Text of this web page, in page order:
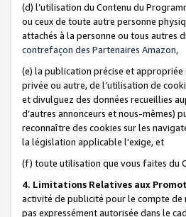
(d) l’utilisation du Contenu du
ou ceux de toute autre personne
attachés à la personne ou tous
contrefaçon des Partenaires Amazon,
(e) la publication précise et
privée ou autre, de l’utilisation de
et divulguez des données recueillies
d’autres annonceurs et nous-mêmes)
reconnaître des cookies sur les
la législation applicable l'exige, et
(f) toute utilisation que vous faites du
4. Limitations Relatives aux
activité de publicité pour le compte de
pas expressément autorisée dans le